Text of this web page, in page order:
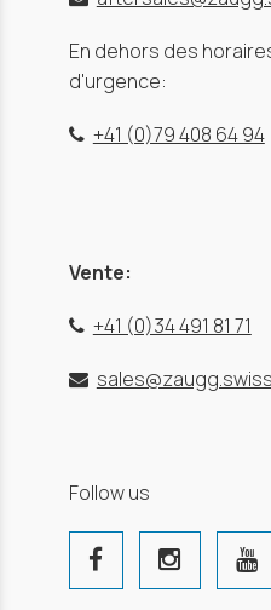
En dehors des
d'urgence:
+41 (0)79 408 64 94
Vente:
+41 (0)34 491 81 71
sales@zaugg.swiss
Follow us